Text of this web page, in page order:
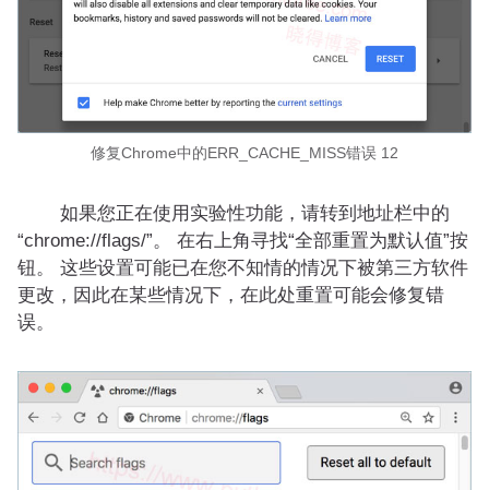
修复Chrome中的ERR_CACHE_MISS错误 12
如果您正在使用实验性功能，请转到地址栏中的
“chrome://flags/”。 在右上角寻找“全部重置为默认值”按
钮。 这些设置可能已在您不知情的情况下被第三方软件
更改，因此在某些情况下，在此处重置可能会修复错
误。